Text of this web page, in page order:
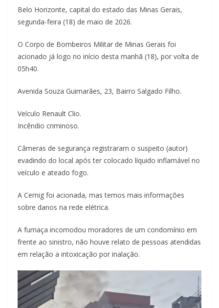
Belo Horizonte, capital do estado das Minas Gerais,
segunda-feira (18) de maio de 2026.
O Corpo de Bombeiros Militar de Minas Gerais foi
acionado já logo no início desta manhã (18), por volta de
05h40.
Avenida Souza Guimarães, 23, Bairro Salgado Filho.
Veículo Renault Clio.
Incêndio criminoso.
Câmeras de segurança registraram o suspeito (autor)
evadindo do local após ter colocado líquido inflamável no
veículo e ateado fogo.
A Cemig foi acionada, mas temos mais informações
sobre danos na rede elétrica.
A fumaça incomodou moradores de um condomínio em
frente ao sinistro, não houve relato de pessoas atendidas
em relação a intoxicação por inalação.